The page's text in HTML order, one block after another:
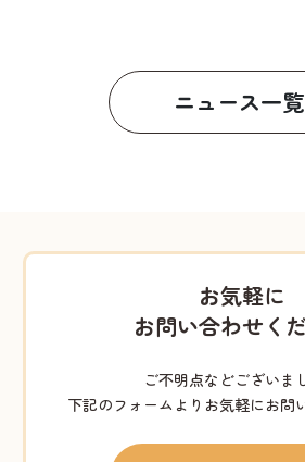
ニュース一
お気軽に
お問い合わせく
ご不明点などございま
下記のフォームよりお気軽にお問